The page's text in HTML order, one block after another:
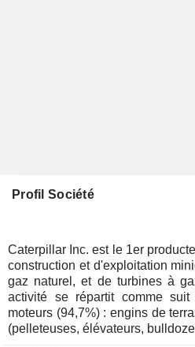
Profil Société
Caterpillar Inc. est le 1er
construction et d'exploitation
gaz naturel, et de turbines à
activité se répartit comme suit : - vente d'engins et
moteurs (94,7%) : engins de
(pelleteuses, élévateurs,